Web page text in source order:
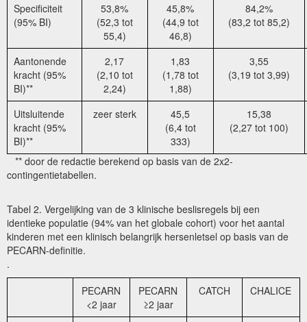
Specificiteit
(95% BI)
53,8%
(52,3 tot
55,4)
45,8%
(44,9 tot
46,8)
84,2%
(83,2 tot 85,2)
Aantonende
kracht (95%
BI)**
2,17
(2,10 tot
2,24)
1,83
(1,78 tot
1,88)
3,55
(3,19 tot 3,99)
Uitsluitende
kracht (95%
BI)**
zeer sterk
45,5
(6,4 tot
333)
15,38
(2,27 tot 100)
** door de redactie berekend op basis van de 2x2-
contingentietabellen.
Tabel 2. Vergelijking van de 3 klinische beslisregels bij een
identieke populatie (94% van het globale cohort) voor het aantal
kinderen met een klinisch belangrijk hersenletsel op basis van de
PECARN-definitie.
.
PECARN
<2 jaar
PECARN
≥2 jaar
CATCH CHALICE